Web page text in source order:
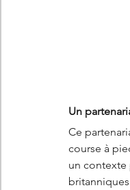
Un
Ce
course à
un contexte